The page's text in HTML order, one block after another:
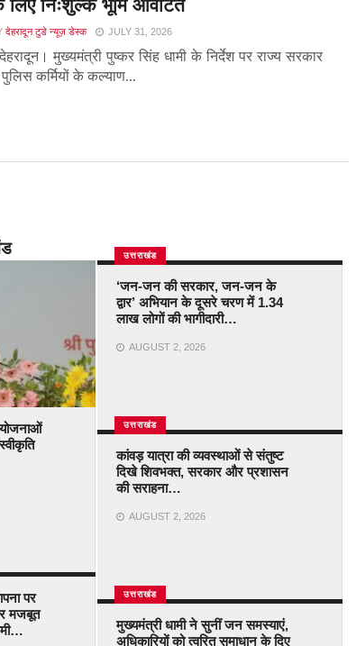
लिए निःशुल्क भूमि आवंटित
देहरादून टुडे न्यूज़ डेस्क JULY 31, 2026
मुख्यमंत्री पुष्कर सिंह धामी के निर्देश पर राज्य सरकार
कर्मियों के कल्याण...
पर
मजबूत
उत्तराखंड
‘जन-जन की सरकार, जन-जन के
द्वार’ अभियान के दूसरे चरण में 1.34
लाख लोगों की भागीदारी…
AUGUST 2, 2026
उत्तराखंड
कांवड़ यात्रा की व्यवस्थाओं से संतुष्ट
दिखे शिवभक्त, सरकार और प्रशासन
की सराहना…
AUGUST 2, 2026
उत्तराखंड
मुख्यमंत्री धामी ने सुनीं जन समस्याएं,
अधिकारियों को त्वरित समाधान के दिए